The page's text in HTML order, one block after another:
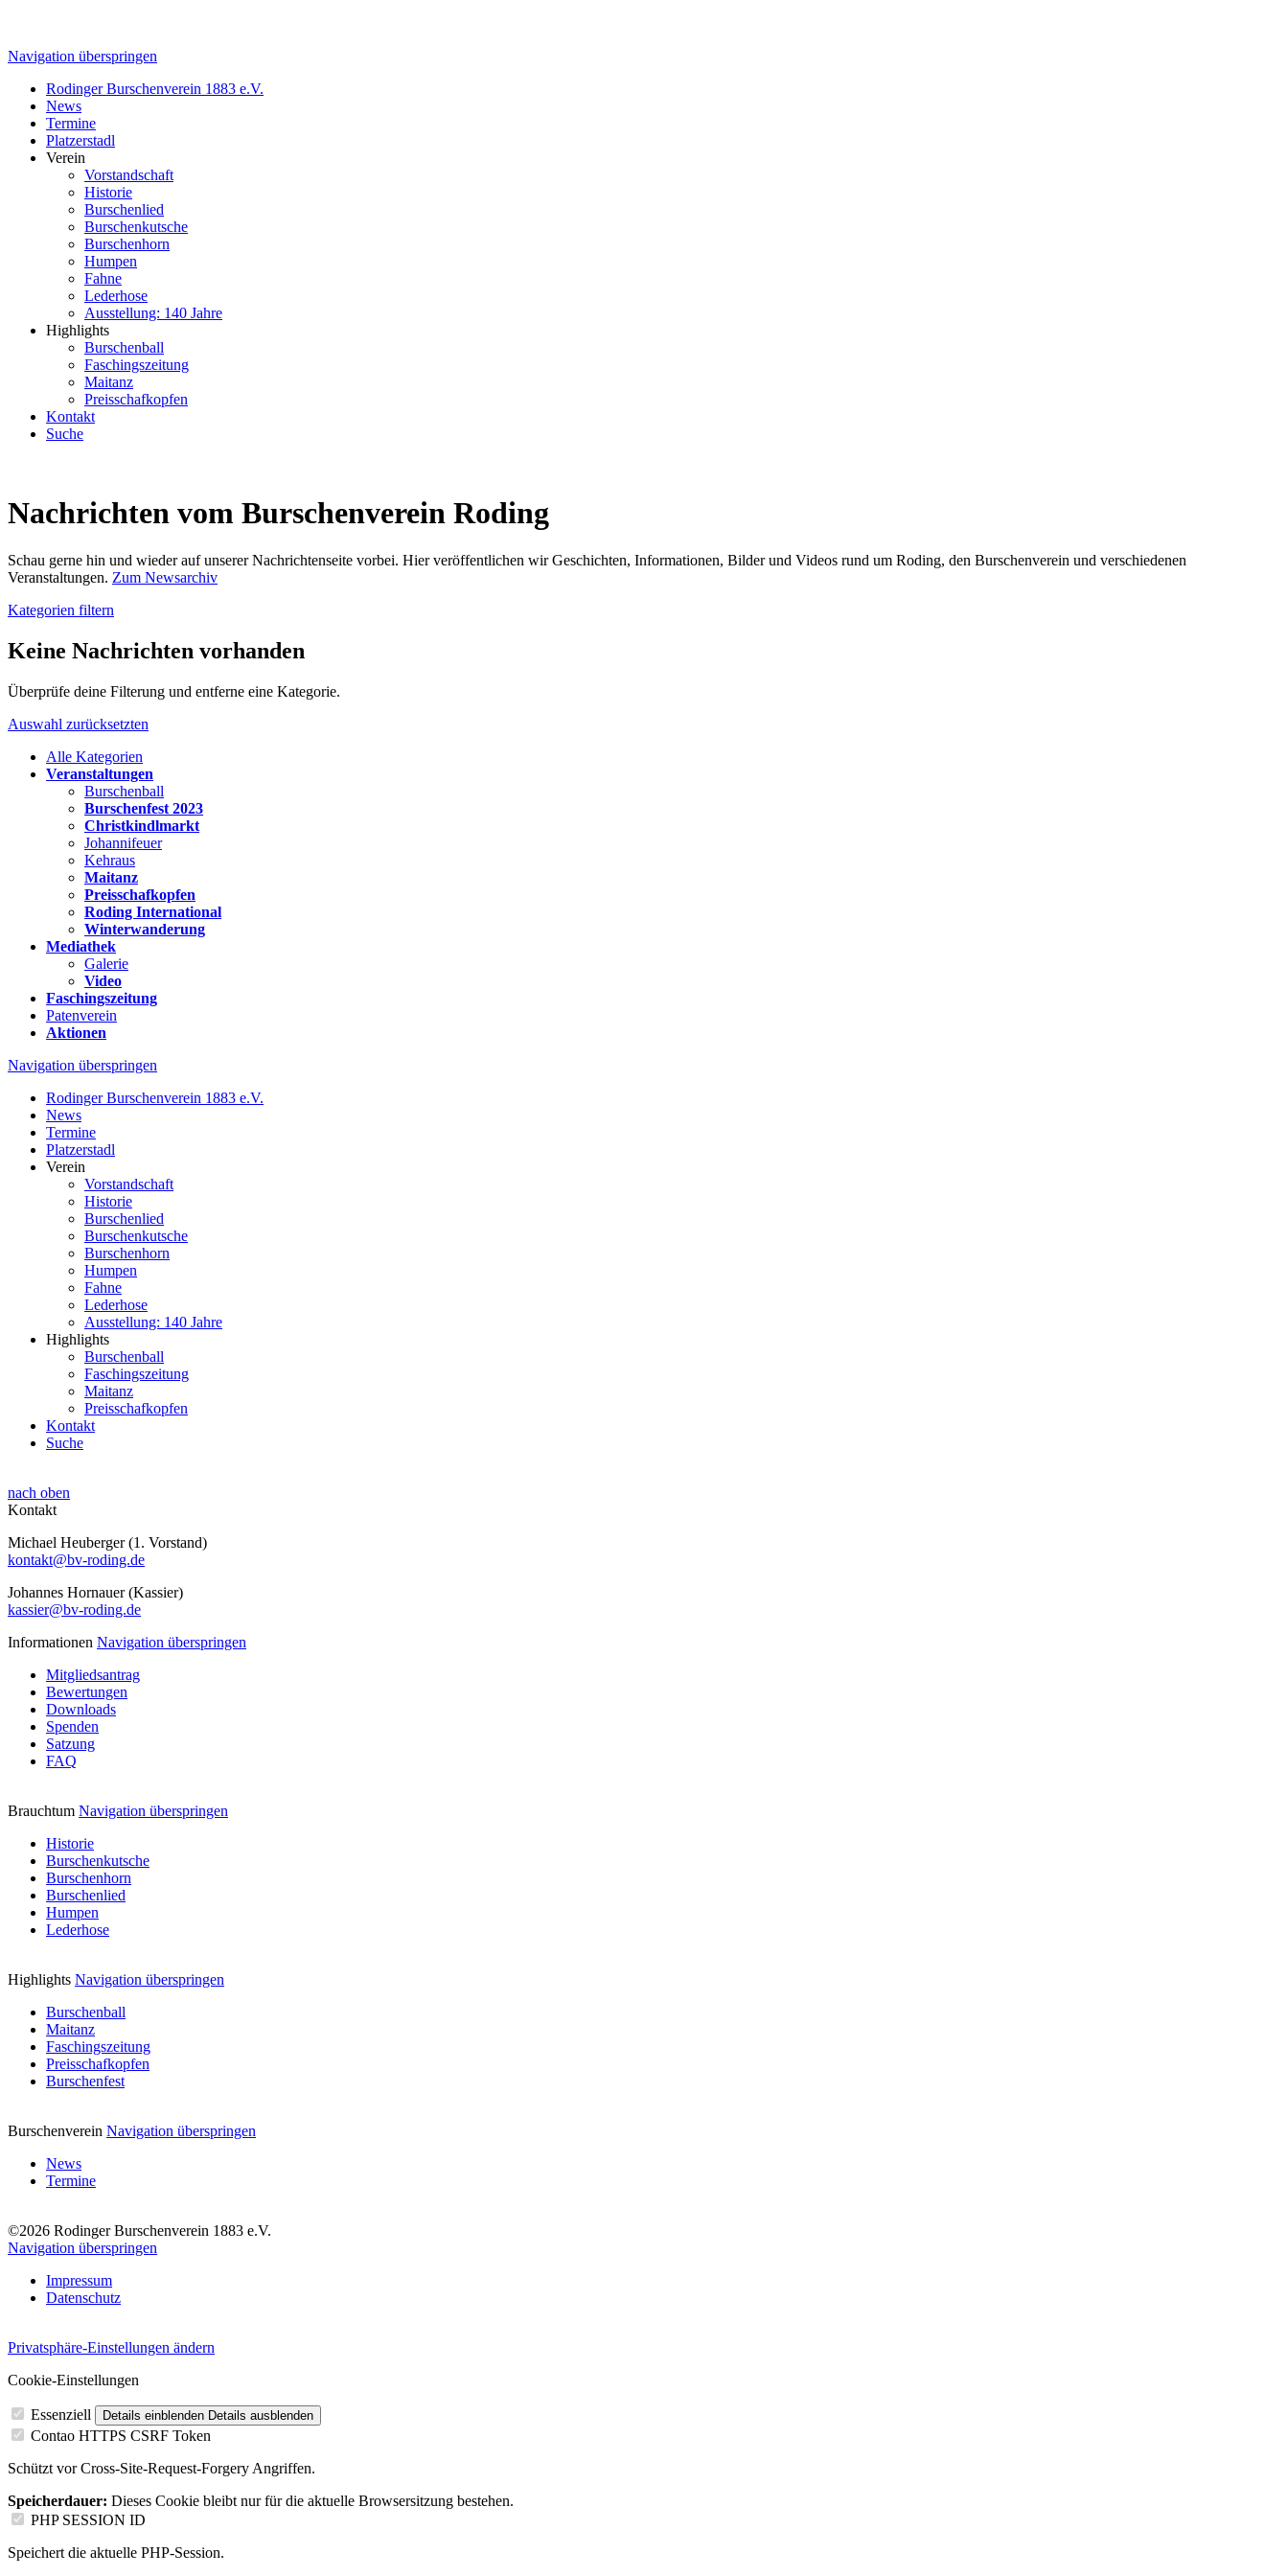
Navigation überspringen
Rodinger Burschenverein 1883 e.V.
News
Termine
Platzerstadl
Verein
Vorstandschaft
Historie
Burschenlied
Burschenkutsche
Burschenhorn
Humpen
Fahne
Lederhose
Ausstellung: 140 Jahre
Highlights
Burschenball
Faschingszeitung
Maitanz
Preisschafkopfen
Kontakt
Suche
Nachrichten vom Burschenverein Roding
Schau gerne hin und wieder auf unserer Nachrichtenseite vorbei. Hier veröffentlichen wir Geschichten, Informationen, Bilder und Videos rund um Roding, den Burschenverein und verschiedenen
Veranstaltungen. Zum Newsarchiv
Kategorien filtern
Keine Nachrichten vorhanden
Überprüfe deine Filterung und entferne eine Kategorie.
Auswahl zurücksetzten
Alle Kategorien
Veranstaltungen
Burschenball
Burschenfest 2023
Christkindlmarkt
Johannifeuer
Kehraus
Maitanz
Preisschafkopfen
Roding International
Winterwanderung
Mediathek
Galerie
Video
Faschingszeitung
Patenverein
Aktionen
Navigation überspringen
Rodinger Burschenverein 1883 e.V.
News
Termine
Platzerstadl
Verein
Vorstandschaft
Historie
Burschenlied
Burschenkutsche
Burschenhorn
Humpen
Fahne
Lederhose
Ausstellung: 140 Jahre
Highlights
Burschenball
Faschingszeitung
Maitanz
Preisschafkopfen
Kontakt
Suche
nach oben
Kontakt
Michael Heuberger (1. Vorstand)
kontakt@bv-roding.de
Johannes Hornauer (Kassier)
kassier@bv-roding.de
Informationen Navigation überspringen
Mitgliedsantrag
Bewertungen
Downloads
Spenden
Satzung
FAQ
Brauchtum Navigation überspringen
Historie
Burschenkutsche
Burschenhorn
Burschenlied
Humpen
Lederhose
Highlights Navigation überspringen
Burschenball
Maitanz
Faschingszeitung
Preisschafkopfen
Burschenfest
Burschenverein Navigation überspringen
News
Termine
©2026 Rodinger Burschenverein 1883 e.V.
Navigation überspringen
Impressum
Datenschutz
Privatsphäre-Einstellungen ändern
Cookie-Einstellungen
Essenziell Details einblenden Details ausblenden
Contao HTTPS CSRF Token
Schützt vor Cross-Site-Request-Forgery Angriffen.
Speicherdauer: Dieses Cookie bleibt nur für die aktuelle Browsersitzung bestehen.
PHP SESSION ID
Speichert die aktuelle PHP-Session.